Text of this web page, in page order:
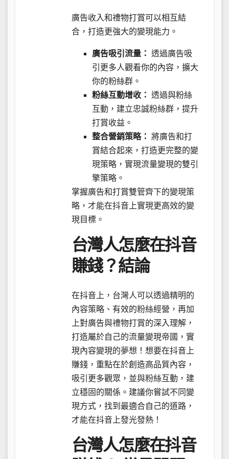
廣告收入和禮物打賞可以相互結
合，打造更強大的變現能力。
廣告吸引流量： 透過廣告吸
引更多人觀看你的內容，擴大
你的粉絲群。
粉絲互動增收： 透過與粉絲
互動，建立忠誠粉絲群，提升
打賞收益。
整合營銷策略： 將廣告和打
賞結合起來，打造更完整的變
現策略，實現流量變現的雙引
擎策略。
掌握廣告和打賞雙管齊下的變現策
略，才能在抖音上實現更高效的變
現目標。
台灣人怎麼在抖音
賺錢？結論
在抖音上，台灣人可以透過精明的
內容策略、有效的粉絲經營，再加
上對廣告與禮物打賞的深入理解，
打造屬於自己的流量變現帝國，實
現內容變現的夢想！想要在抖音上
賺錢，重點在於創造高品質內容，
吸引更多觀眾，並與粉絲互動，建
立穩固的關係。建議你嘗試不同變
現方式，找到最適合自己的道路，
才能在抖音上發光發熱！
台灣人怎麼在抖音